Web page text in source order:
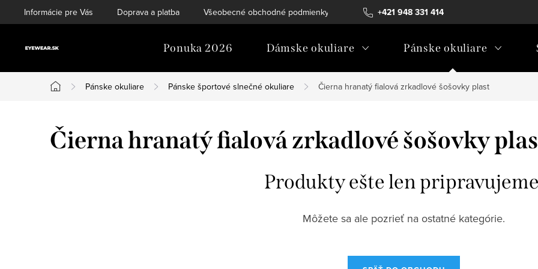
na
+421 948 331 414
Informácie pre Vás Doprava a platba Všeobecné obchodné podmienky Ochrana osobných údajov
Ponuka 2026 Dámske okuliare Pánske okuliare
Domov
Pánske okuliare Pánske športové slnečné okuliare Čierna hranatý fialová zrkadlové šošovky plast
Čierna hranatý fialová zrkadlové šošovky
Produkty ešte len
Môžete sa ale pozrieť na ostatné kategórie.